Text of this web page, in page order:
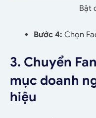
Bật
Bước 4: Chọn
3. Chuyển
mục doanh
hiệu